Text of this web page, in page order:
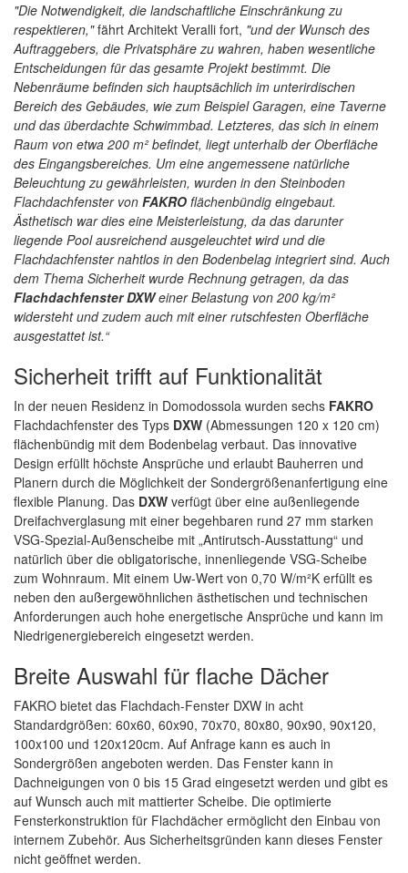
"Die Notwendigkeit, die landschaftliche Einschränkung zu
respektieren,"fährt Architekt Veralli fort, "und der Wunsch des
Auftraggebers, die Privatsphäre zu wahren, haben wesentliche
Entscheidungen für das gesamte Projekt bestimmt. Die
Nebenräume befinden sich hauptsächlich im unterirdischen
Bereich des Gebäudes, wie zum Beispiel Garagen, eine Taverne
und das überdachte Schwimmbad. Letzteres, das sich in einem
Raum von etwa 200 m² befindet, liegt unterhalb der Oberfläche
des Eingangsbereiches. Um eine angemessene natürliche
Beleuchtung zu gewährleisten, wurden in den Steinboden
Flachdachfenster von FAKRO flächenbündig eingebaut.
Ästhetisch war dies eine Meisterleistung, da das darunter
liegende Pool ausreichend ausgeleuchtet wird und die
Flachdachfenster nahtlos in den Bodenbelag integriert sind. Auch
dem Thema Sicherheit wurde Rechnung getragen, da das
Flachdachfenster DXWeiner Belastung von 200 kg/m²
widersteht und zudem auch mit einer rutschfesten Oberfläche
ausgestattet ist.“
Sicherheit trifft auf Funktionalität
In der neuen Residenz in Domodossola wurden sechs FAKRO
Flachdachfenster des Typs DXW (Abmessungen 120 x 120 cm)
flächenbündig mit dem Bodenbelag verbaut. Das innovative
Design erfüllt höchste Ansprüche und erlaubt Bauherren und
Planern durch die Möglichkeit der Sondergrößenanfertigung eine
flexible Planung. Das DXW verfügt über eine außenliegende
Dreifachverglasung mit einer begehbaren rund 27 mm starken
VSG-Spezial-Außenscheibe mit „Antirutsch-Ausstattung“ und
natürlich über die obligatorische, innenliegende VSG-Scheibe
zum Wohnraum. Mit einem Uw-Wert von 0,70 W/m²K erfüllt es
neben den außergewöhnlichen ästhetischen und technischen
Anforderungen auch hohe energetische Ansprüche und kann im
Niedrigenergiebereich eingesetzt werden.
Breite Auswahl für flache Dächer
FAKRO bietet das Flachdach-Fenster DXW in acht
Standardgrößen: 60x60, 60x90, 70x70, 80x80, 90x90, 90x120,
100x100 und 120x120cm. Auf Anfrage kann es auch in
Sondergrößen angeboten werden. Das Fenster kann in
Dachneigungen von 0 bis 15 Grad eingesetzt werden und gibt es
auf Wunsch auch mit mattierter Scheibe. Die optimierte
Fensterkonstruktion für Flachdächer ermöglicht den Einbau von
internem Zubehör. Aus Sicherheitsgründen kann dieses Fenster
nicht geöffnet werden.